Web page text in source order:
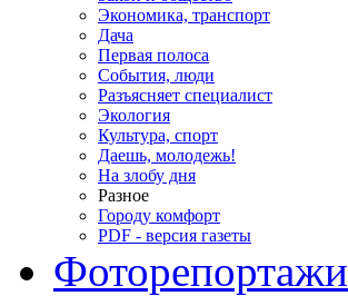
Экономика, транспорт
Дача
Первая полоса
События, люди
Разъясняет специалист
Экология
Культура, спорт
Даешь, молодежь!
На злобу дня
Разное
Городу комфорт
PDF - версия газеты
Фоторепортажи